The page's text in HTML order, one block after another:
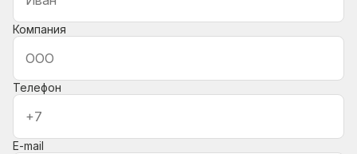
Компания
Телефон
E-mail